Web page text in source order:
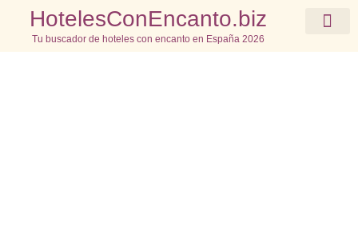
HotelesConEncanto.biz
Tu buscador de hoteles con encanto en España 2026